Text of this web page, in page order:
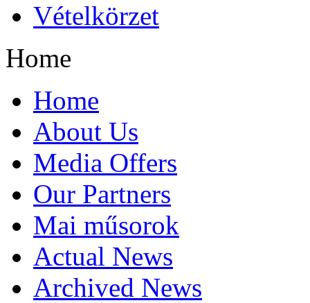
Vételkörzet
Home
Home
About Us
Media Offers
Our Partners
Mai műsorok
Actual News
Archived News